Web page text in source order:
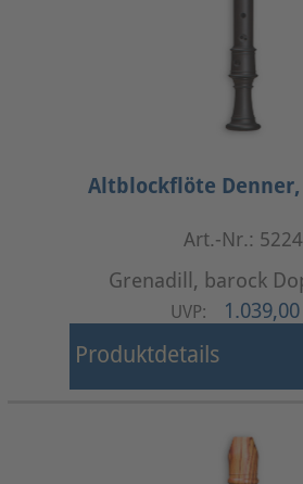
Altblockflöte Denner,
Art.-Nr.: 5224
Grenadill, barock
UVP:
Produktdetails